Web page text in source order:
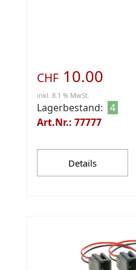
CHF 10.00
inkl. 8.1 % MwSt.
Lagerbestand: 4
Art.Nr.: 77777
Details